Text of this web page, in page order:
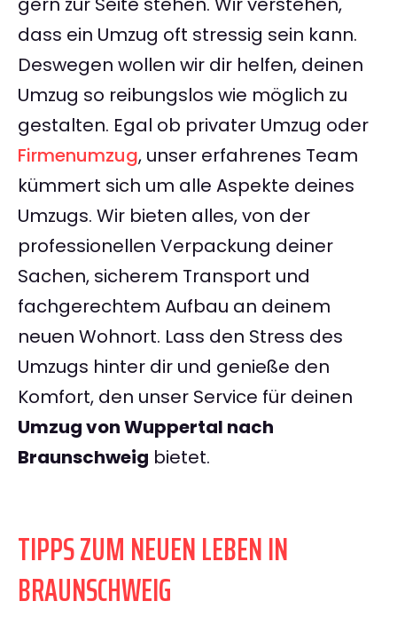
dass ein Umzug oft stressig sein kann.
Deswegen wollen wir dir helfen, deinen
Umzug so reibungslos wie möglich zu
gestalten. Egal ob privater Umzug oder
Firmenumzug, unser erfahrenes Team
kümmert sich um alle Aspekte deines
Umzugs. Wir bieten alles, von der
professionellen Verpackung deiner
Sachen, sicherem Transport und
fachgerechtem Aufbau an deinem
neuen Wohnort. Lass den Stress des
Umzugs hinter dir und genieße den
Komfort, den unser Service für deinen
Umzug von Wuppertal nach
Braunschweig bietet.
TIPPS ZUM NEUEN LEBEN IN
BRAUNSCHWEIG